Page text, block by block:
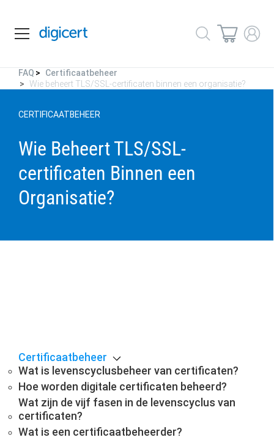
FAQ
Certificaatbeheer
Wie beheert TLS/SSL-certificaten binnen een organisatie?
CERTIFICAATBEHEER
Wie Beheert TLS/SSL-
certificaten Binnen een
Organisatie?
Certificaatbeheer
Wat is levenscyclusbeheer van certificaten?
Hoe worden digitale certificaten beheerd?
Wat zijn de vijf fasen in de levenscyclus van
certificaten?
Wat is een certificaatbeheerder?